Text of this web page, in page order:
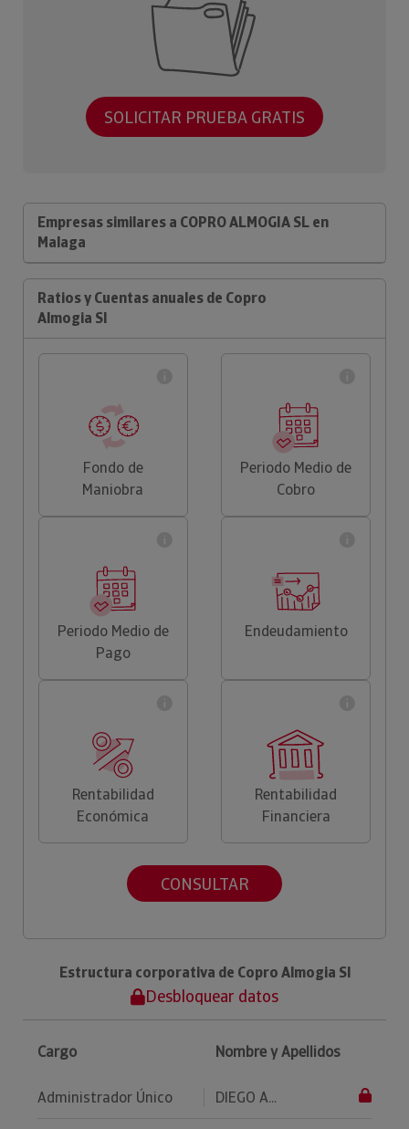
SOLICITAR PRUEBA GRATIS
Empresas similares a COPRO ALMOGIA SL en
Malaga
Ratios y Cuentas anuales de Copro
Almogia Sl
Fondo de
Maniobra
Periodo Medio de
Cobro
Periodo Medio de
Pago
Endeudamiento
Rentabilidad
Económica
Rentabilidad
Financiera
CONSULTAR
Estructura corporativa de Copro Almogia Sl
Desbloquear datos
Cargo Nombre y Apellidos
Administrador Único DIEGO A...